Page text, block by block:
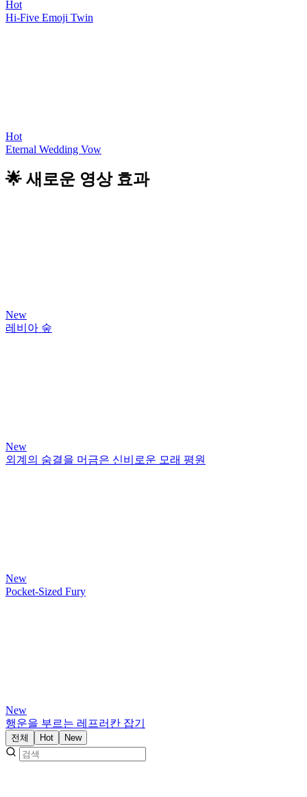
Hot
Hi-Five Emoji Twin
Hot
Eternal Wedding Vow
🌟 새로운 영상 효과
New
레비아 숲
New
외계의 숨결을 머금은 신비로운 모래 평원
New
Pocket-Sized Fury
New
행운을 부르는 레프러칸 잡기
전체 Hot New